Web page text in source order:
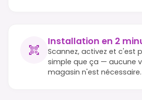
Installation en 2
Scannez, activez et c'est
simple que ça — aucune
magasin n'est nécessaire.